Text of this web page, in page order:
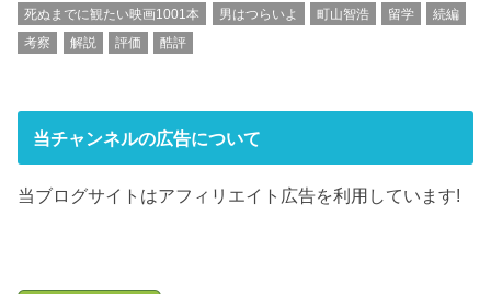
死ぬまでに観たい映画1001本
男はつらいよ 町山智浩 留学
続編
考察
解説 評価 酷評
当チャンネルの広告について
当ブログサイトはアフィリエイト広告を利用しています!